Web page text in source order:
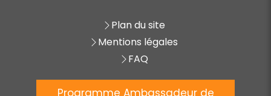
Plan du site
Mentions légales
FAQ